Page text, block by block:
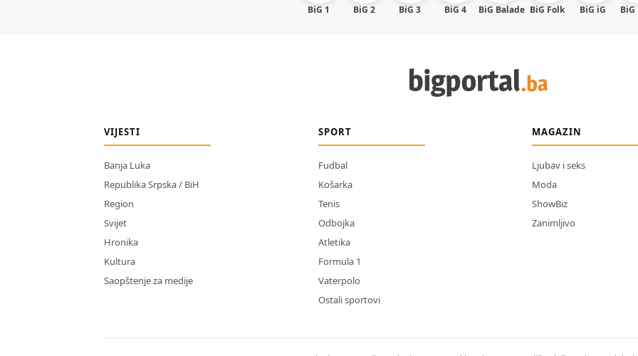
BiG 1 BiG 2 BiG 3 BiG 4 BiG Balade BiG Folk BiG iG BiG
VIJESTI
Banja Luka
Republika Srpska / BiH
Region
Svijet
Hronika
Kultura
Saopštenje za medije
SPORT
Fudbal
Košarka
Tenis
Odbojka
Atletika
Formula 1
Vaterpolo
Ostali sportovi
MAGAZIN
Ljubav i seks
Moda
ShowBiz
Zanimljivo